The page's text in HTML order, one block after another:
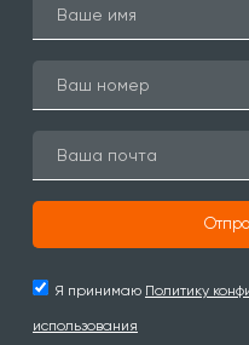
Я принимаю Политику
использования